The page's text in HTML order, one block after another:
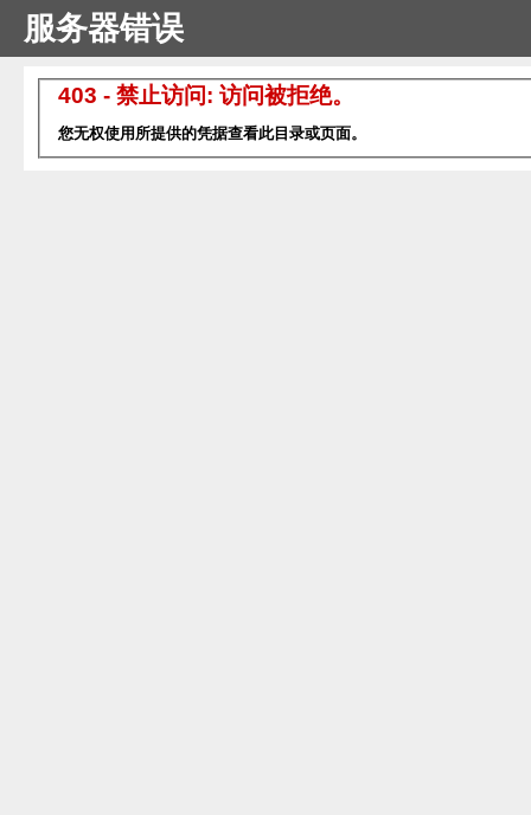
服务器错误
403 - 禁止访问: 访问被拒绝。
您无权使用所提供的凭据查看此目录或页面。